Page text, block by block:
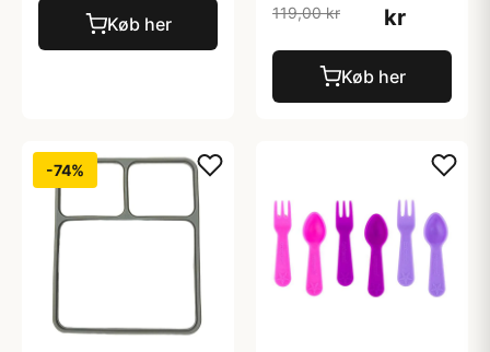
Køb her
119,00 kr
kr
Køb her
-74%